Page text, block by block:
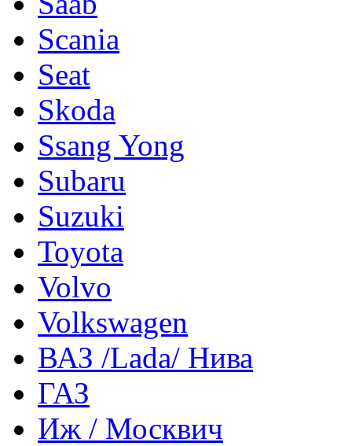
Scania
Seat
Skoda
Ssang Yong
Subaru
Suzuki
Toyota
Volvo
Volkswagen
ВАЗ /Lada/ Нива
ГАЗ
Иж / Москвич